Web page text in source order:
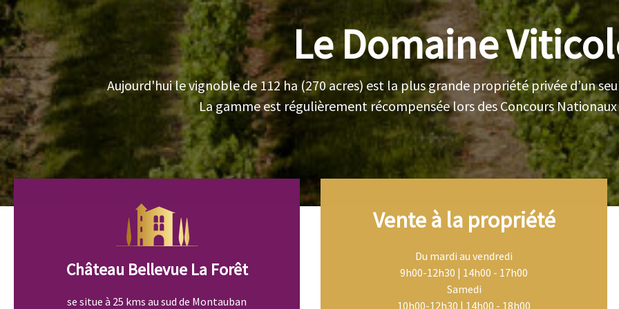
Le Domaine
Aujourd'hui le vignoble de 112 ha (270 acres) est la plus grande propriété privée d’un
La gamme est régulièrement récompensée lors des Concours
Château Bellevue La Forêt
se situe à 25 kms au sud de Montauban
Vente à la propriété
Du mardi au vendredi
9h00-12h30 | 14h00 - 17h00
Samedi
10h00-12h30 | 14h00 - 18h00